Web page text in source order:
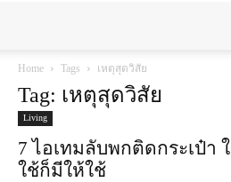
Home Tags เหตุสุดวิสัย
Tag: เหตุสุดวิสัย
Living
7 ไอเทมลับพกติดกระเป๋า
ใช้ก็มีให้ใช้